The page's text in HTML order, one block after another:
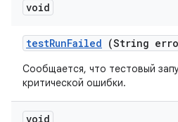
void
testRunFailed (String
Сообщается, что тестовый
критической ошибки.
void